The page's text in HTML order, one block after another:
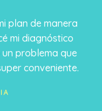
plan de manera
mi diagnóstico
problema que
conveniente.